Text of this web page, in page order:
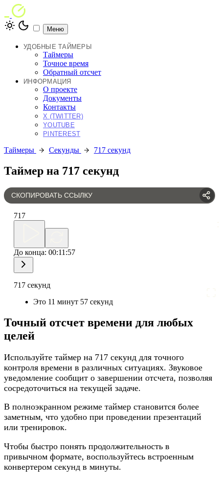
Меню
УДОБНЫЕ ТАЙМЕРЫ
Таймеры
Точное время
Обратный отсчет
ИНФОРМАЦИЯ
О проекте
Документы
Контакты
X (TWITTER)
YOUTUBE
PINTEREST
Таймеры Секунды 717 секунд
Таймер на 717 секунд
СКОПИРОВАТЬ ССЫЛКУ
717
До конца: 00:11:57
717 секунд
Это 11 минут 57 секунд
Точный отсчет времени для любых
целей
Используйте таймер на 717 секунд для точного
контроля времени в различных ситуациях. Звуковое
уведомление сообщит о завершении отсчета, позволяя
сосредоточиться на текущей задаче.
В полноэкранном режиме таймер становится более
заметным, что удобно при проведении презентаций
или тренировок.
Чтобы быстро понять продолжительность в
привычном формате, воспользуйтесь встроенным
конвертером секунд в минуты.